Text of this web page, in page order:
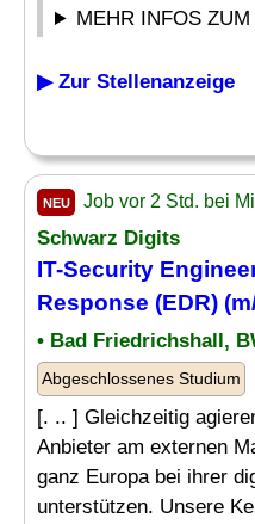
MEHR INFOS
▶ Zur Stellenanzeige
NEU Job vor 2 Std. bei
Schwarz Digits
IT-Security
Response (EDR)
• Bad Friedrichshall,
Abgeschlossenes Studium
[. .. ] Gleichzeitig
Anbieter am externen
ganz Europa bei ihrer
unterstützen. Unsere